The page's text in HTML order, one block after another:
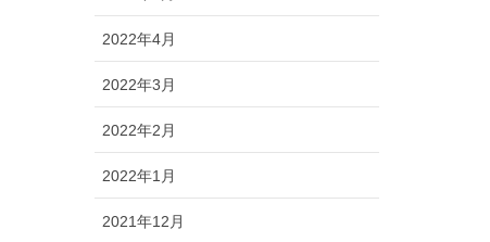
2022年4月
2022年3月
2022年2月
2022年1月
2021年12月